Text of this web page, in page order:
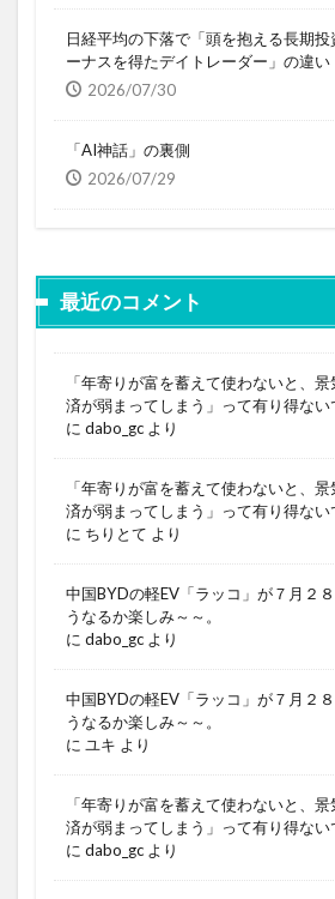
日経平均の下落で「頭を抱える長期
ーナスを得たデイトレーダー」の違い
2026/07/30
「AI神話」の裏側
2026/07/29
最近のコメント
「年寄りが富を蓄えて使わないと、
済が弱まってしまう」って有り得ない
に dabo_gc より
「年寄りが富を蓄えて使わないと、
済が弱まってしまう」って有り得ない
に ちりとて より
中国BYDの軽EV「ラッコ」が７月２
うなるか楽しみ～～。
に dabo_gc より
中国BYDの軽EV「ラッコ」が７月２
うなるか楽しみ～～。
に ユキ より
「年寄りが富を蓄えて使わないと、
済が弱まってしまう」って有り得ない
に dabo_gc より